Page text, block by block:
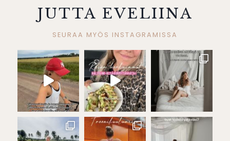
JUTTA EVELIINA
SEURAA MYÖS INSTAGRAMISSA